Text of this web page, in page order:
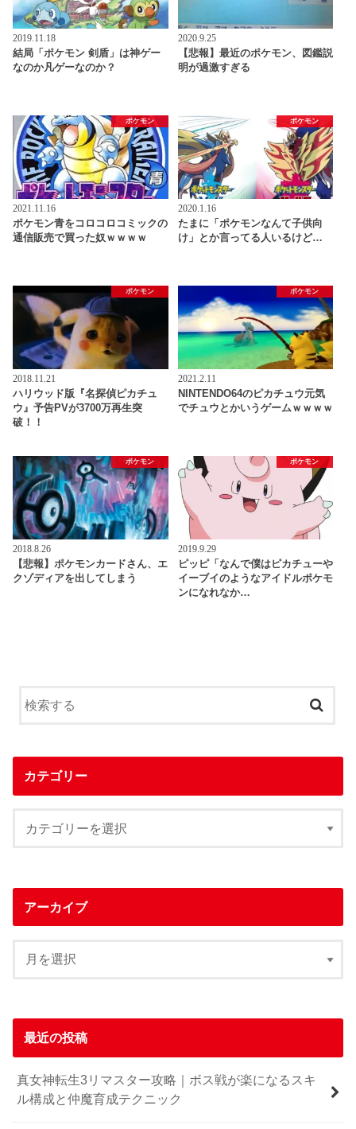
2019.11.18
結局「ポケモン 剣盾」は神ゲー
なのか凡ゲーなのか？
2020.9.25
【悲報】最近のポケモン、図鑑説
明が過激すぎる
ポケモン
2021.11.16
ポケモン青をコロコロコミックの
通信販売で買った奴ｗｗｗｗ
ポケモン
2020.1.16
たまに「ポケモンなんて子供向
け」とか言ってる人いるけど…
ポケモン
2018.11.21
ハリウッド版『名探偵ピカチュ
ウ』予告PVが3700万再生突
破！！
ポケモン
2021.2.11
NINTENDO64のピカチュウ元気
でチュウとかいうゲームｗｗｗｗ
ポケモン
2018.8.26
【悲報】ポケモンカードさん、エ
クゾディアを出してしまう
ポケモン
2019.9.29
ピッピ「なんで僕はピカチューや
イーブイのようなアイドルポケモ
ンになれなか…
カテゴリー
アーカイブ
最近の投稿
真女神転生3リマスター攻略｜ボス戦が楽になるスキ
ル構成と仲魔育成テクニック